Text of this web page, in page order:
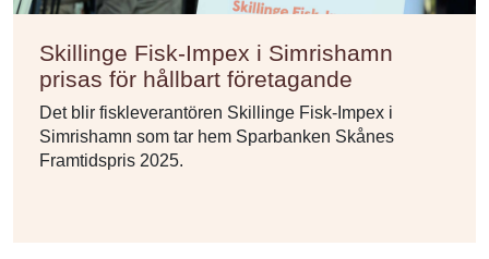
Skillinge Fisk-Impex i Simrishamn
prisas för hållbart företagande
Det blir fiskleverantören Skillinge Fisk-Impex i
Simrishamn som tar hem Sparbanken Skånes
Framtidspris 2025.